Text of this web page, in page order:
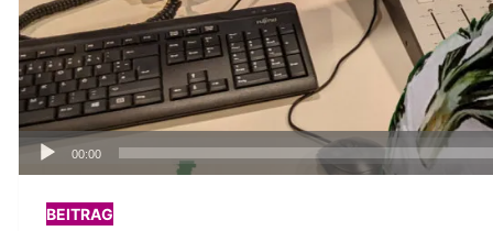
Audio-00:00
BEITRAG